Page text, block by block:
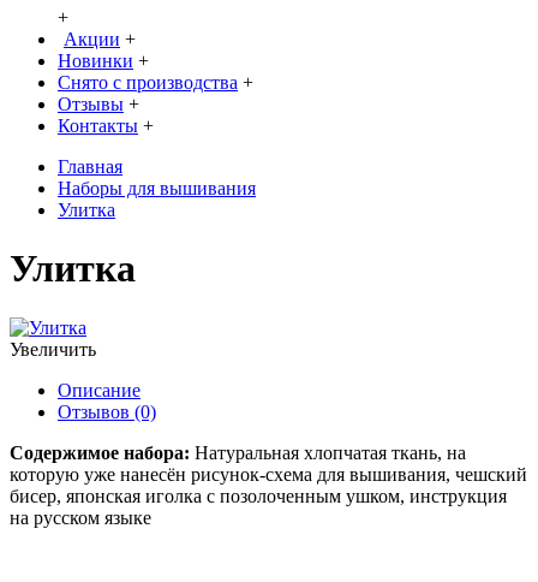
+
Акции +
Новинки +
Снято с производства +
Отзывы +
Контакты +
Главная
Наборы для вышивания
Улитка
Улитка
Увеличить
Описание
Отзывов (0)
Содержимое набора: Натуральная хлопчатая ткань, на
которую уже нанесён рисунок-схема для вышивания, чешский
бисер, японская иголка с позолоченным ушком, инструкция
на русском языке